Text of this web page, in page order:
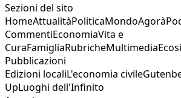
Sezioni del sito
HomeAttualitàPoliticaMondoAgorà
CommentiEconomiaVita e
CuraFamigliaRubricheMultimedia
Pubblicazioni
Edizioni localiL'economia civile
UpLuoghi dell'Infinito